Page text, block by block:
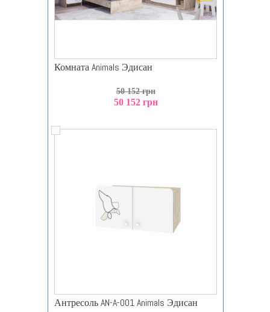
Комната Animals Эдисан
50 152 грн
50 152 грн
Антресоль AN-A-001 Animals Эдисан